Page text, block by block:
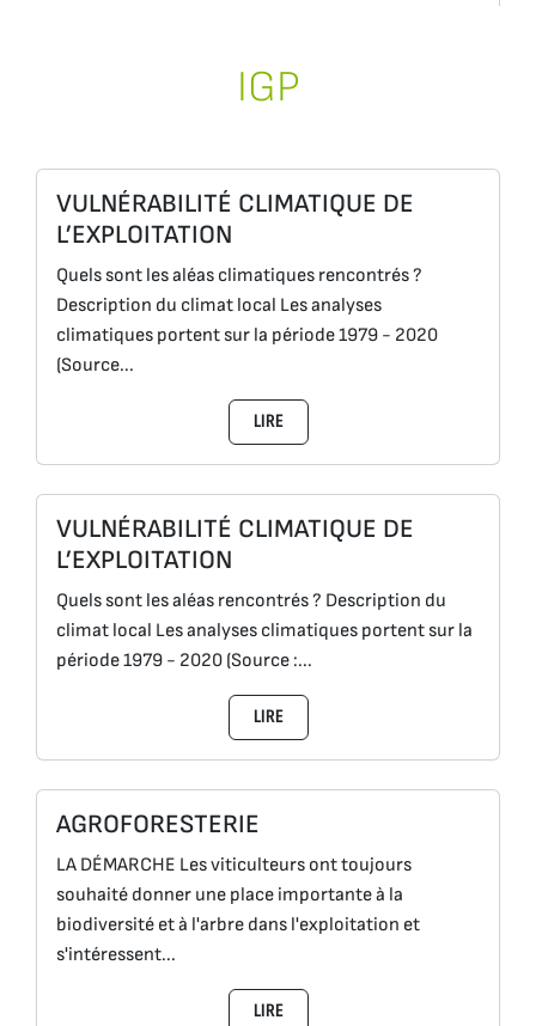
IGP
VULNÉRABILITÉ CLIMATIQUE DE
L’EXPLOITATION
Quels sont les aléas climatiques rencontrés ?
Description du climat local Les analyses
climatiques portent sur la période 1979 - 2020
(Source...
LIRE
VULNÉRABILITÉ CLIMATIQUE DE
L’EXPLOITATION
Quels sont les aléas rencontrés ? Description du
climat local Les analyses climatiques portent sur la
période 1979 - 2020 (Source :...
LIRE
AGROFORESTERIE
LA DÉMARCHE Les viticulteurs ont toujours
souhaité donner une place importante à la
biodiversité et à l'arbre dans l'exploitation et
s'intéressent...
LIRE